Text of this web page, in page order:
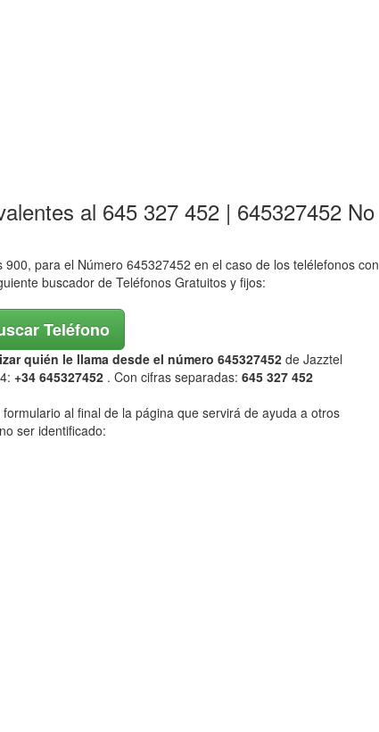
al 645 327 452 | 645327452 No
900, para el Número 645327452 en el caso de los telélefonos con
buscador de Teléfonos Gratuitos y fijos:
Teléfono
quién le llama desde el número 645327452 de Jazztel
+34 645327452 . Con cifras separadas: 645 327 452
formulario al final de la página que servirá de ayuda a otros
ser identificado: